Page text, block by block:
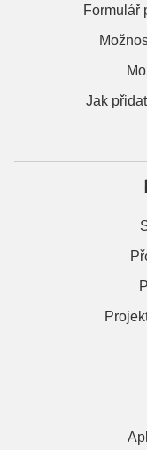
Formulář
Jak